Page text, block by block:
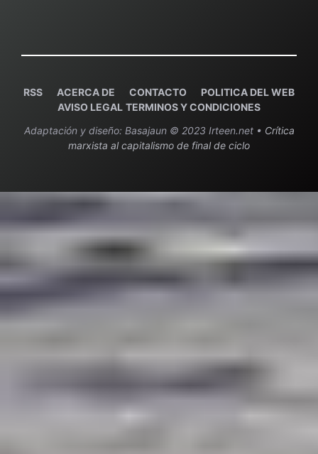
RSS ACERCA DE CONTACTO
POLITICA DEL WEB
AVISO LEGAL TERMINOS Y CONDICIONES
Adaptación y diseño: Basajaun © 2023 Irteen.net • Crítica
marxista al capitalismo de final de ciclo